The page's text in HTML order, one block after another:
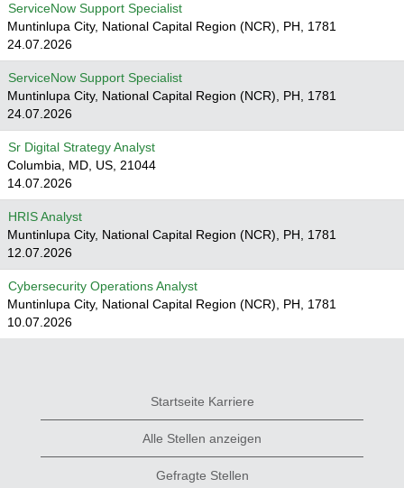
ServiceNow Support Specialist
Muntinlupa City, National Capital Region (NCR), PH, 1781
24.07.2026
ServiceNow Support Specialist
Muntinlupa City, National Capital Region (NCR), PH, 1781
24.07.2026
Sr Digital Strategy Analyst
Columbia, MD, US, 21044
14.07.2026
HRIS Analyst
Muntinlupa City, National Capital Region (NCR), PH, 1781
12.07.2026
Cybersecurity Operations Analyst
Muntinlupa City, National Capital Region (NCR), PH, 1781
10.07.2026
Startseite Karriere
Alle Stellen anzeigen
Gefragte Stellen